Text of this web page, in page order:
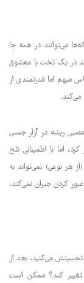
می‌توانند در همه جا
در یک تخت با معشوق
مبهم اما قدرتمندی از
می‌کند.
عصبی ریشه در آزار جنسی
اما با اطمینانی تلخ
هر نوعی) نمی‌تواند به
کردن جبران نمی‌کند،
می‌کنید، بعد از
کند؟ ممکن است